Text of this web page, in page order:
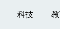
科技